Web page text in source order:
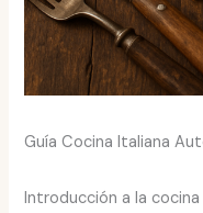
Guía Cocina Italiana
Introducción a la